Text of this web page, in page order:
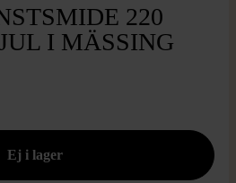
220
I MÄSSING